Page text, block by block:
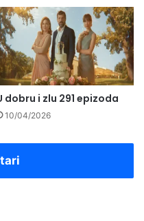
dobru i zlu 291 epizoda
10/04/2026